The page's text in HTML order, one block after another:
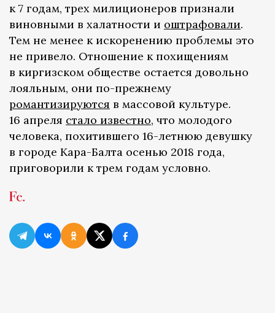
к 7 годам, трех милиционеров признали
виновными в халатности и оштрафовали.
Тем не менее к искоренению проблемы это
не привело. Отношение к похищениям
в киргизском обществе остается довольно
лояльным, они по-прежнему
романтизируются в массовой культуре.
16 апреля стало известно, что молодого
человека, похитившего 16-летнюю девушку
в городе Кара-Балта осенью 2018 года,
приговорили к трем годам условно.